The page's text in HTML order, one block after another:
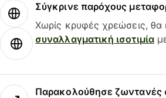
Σύγκρινε παρόχους
Χωρίς κρυφές χρεώσεις, θα
συναλλαγματική ισοτιμία
Παρακολούθησε ζωντανές